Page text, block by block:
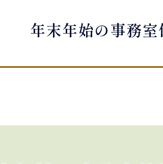
年末年始の事務